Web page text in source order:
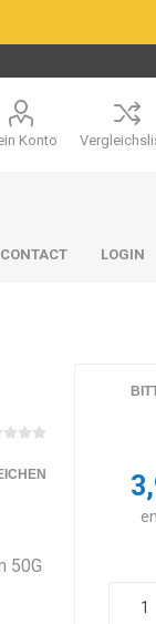
Konto
CONTACT LOGIN
50G